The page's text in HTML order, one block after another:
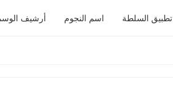
أرشيف اسم النجوم تطبيق السلطة